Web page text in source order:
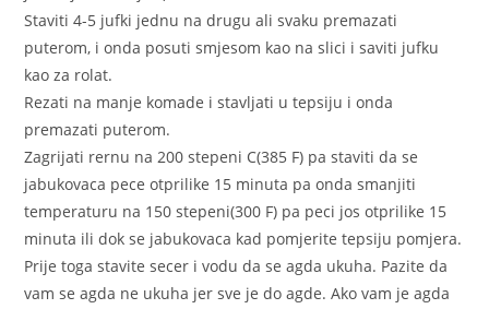
Staviti 4-5 jufki jednu na drugu ali svaku premazati
puterom, i onda posuti smjesom kao na slici i saviti jufku
kao za rolat.
Rezati na manje komade i stavljati u tepsiju i onda
premazati puterom.
Zagrijati rernu na 200 stepeni C(385 F) pa staviti da se
jabukovaca pece otprilike 15 minuta pa onda smanjiti
temperaturu na 150 stepeni(300 F) pa peci jos otprilike 15
minuta ili dok se jabukovaca kad pomjerite tepsiju pomjera.
Prije toga stavite secer i vodu da se agda ukuha. Pazite da
vam se agda ne ukuha jer sve je do agde. Ako vam je agda